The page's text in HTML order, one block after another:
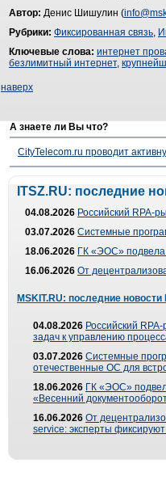
Автор: Денис Шишулин (
Рубрики: Фиксированная связь,
Ключевые слова: интернет
безлимитный интернет,
наверх
А знаете ли Вы что?
CityTelecom.ru проводит
ITSZ.RU: последние
04.08.2026 Российский RPA-
03.07.2026 Системные
18.06.2026 ГК «ЭОС» подвела
16.06.2026 От
MSKIT.RU: последние
04.08.2026 Российский
задач к управлению
03.07.2026 Системные
отечественные ОС для
18.06.2026 ГК «ЭОС»
«Весенний
16.06.2026 От
service: эксперты